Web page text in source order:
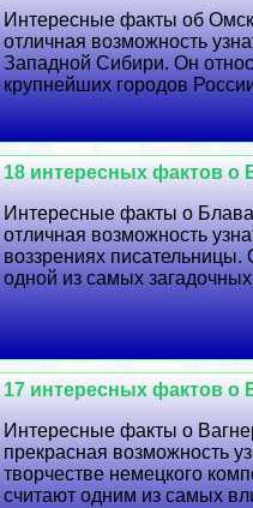
Интересные факты об
отличная возможность
Западной Сибири. Он
крупнейших городов
18 интересных фактов о
Интересные факты о
отличная возможность
воззрениях писательницы.
одной из самых
17 интересных фактов о
Интересные факты о
прекрасная возможность
творчестве немецкого
считают одним из самых